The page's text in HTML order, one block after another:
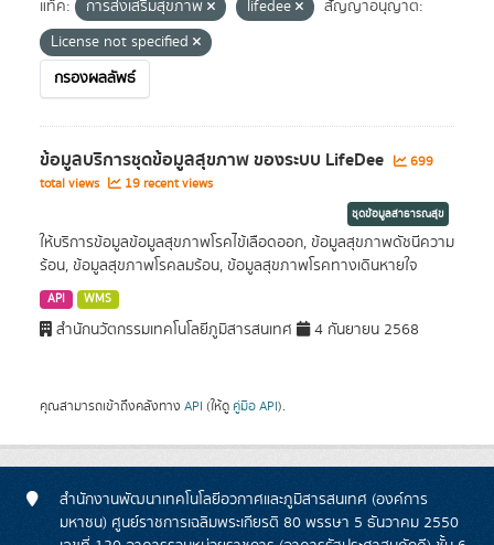
แท็ค: การส่งเสริมสุขภาพ lifedee
สัญญาอนุญาต:
License not specified
กรองผลลัพธ์
ข้อมูลบริการชุดข้อมูลสุขภาพ ของระบบ LifeDee
699
total views
19 recent views
ชุดข้อมูลสาธารณสุข
ให้บริการข้อมูลข้อมูลสุขภาพโรคไข้เลือดออก, ข้อมูลสุขภาพดัชนีความ
ร้อน, ข้อมูลสุขภาพโรคลมร้อน, ข้อมูลสุขภาพโรคทางเดินหายใจ
API WMS
สำนักนวัตกรรมเทคโนโลยีภูมิสารสนเทศ 4 กันยายน 2568
คุณสามารถเข้าถึงคลังทาง API (ให้ดู คู่มือ API).
สำนักงานพัฒนาเทคโนโลยีอวกาศและภูมิสารสนเทศ (องค์การ
มหาชน) ศูนย์ราชการเฉลิมพระเกียรติ 80 พรรษา 5 ธันวาคม 2550